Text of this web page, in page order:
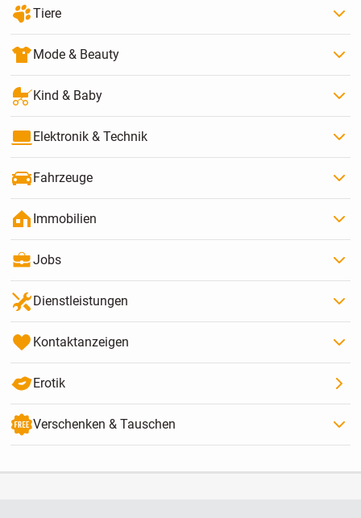
Tiere
Mode & Beauty
Kind & Baby
Elektronik & Technik
Fahrzeuge
Immobilien
Jobs
Dienstleistungen
Kontaktanzeigen
Erotik
Verschenken & Tauschen